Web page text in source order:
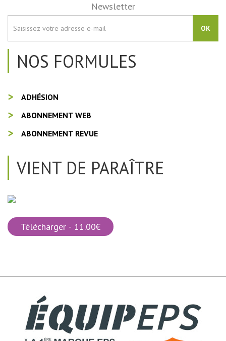
Newsletter
OK
NOS FORMULES
ADHÉSION
ABONNEMENT WEB
ABONNEMENT REVUE
VIENT DE PARAÎTRE
Télécharger - 11.00€